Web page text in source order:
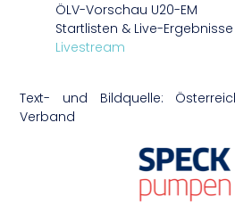
ÖLV-Vorschau U20-EM
Startlisten & Live-
Livestream
Text- und Bildquelle:
Verband